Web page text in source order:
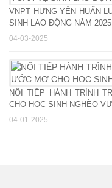
VNPT HƯNG YÊN HUẤN
SINH LAO ĐỘNG NĂM
04-03-2025
NỐI TIẾP HÀNH TRÌNH
CHO HỌC SINH NGHÈO
04-01-2025